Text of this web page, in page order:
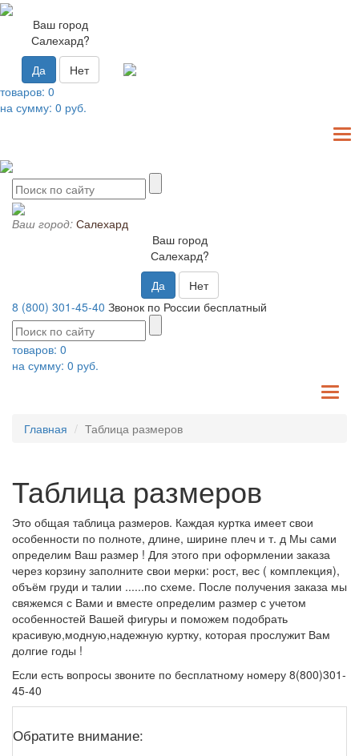
Ваш город
Салехард?
Да
Нет
товаров: 0
на сумму: 0 руб.
Ваш город: Салехард
Ваш город
Салехард?
Да
Нет
8 (800) 301-45-40 Звонок по России бесплатный
товаров: 0
на сумму: 0 руб.
Главная Таблица размеров
Таблица размеров
Это общая таблица размеров. Каждая куртка имеет свои
особенности по полноте, длине, ширине плеч и т. д Мы сами
определим Ваш размер ! Для этого при оформлении заказа
через корзину заполните свои мерки: рост, вес ( комплекция),
объём груди и талии ......по схеме. После получения заказа мы
свяжемся с Вами и вместе определим размер с учетом
особенностей Вашей фигуры и поможем подобрать
красивую,модную,надежную куртку, которая прослужит Вам
долгие годы !
Если есть вопросы звоните по бесплатному номеру 8(800)301-
45-40
Обратите внимание: